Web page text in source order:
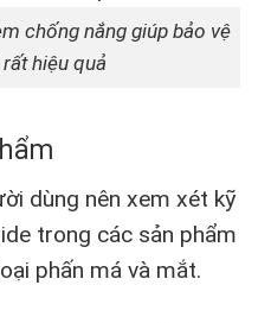
chống nắng giúp bảo vệ
hiệu quả
dùng nên xem xét kỹ
trong các sản phẩm
phấn má và mắt.